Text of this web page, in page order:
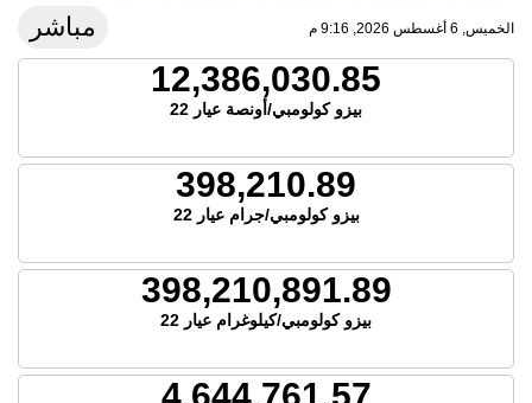
الخميس, 6 أغسطس 2026, 9:16 م مباشر
12,386,030.85
بيزو كولومبي/أونصة عيار 22
398,210.89
بيزو كولومبي/جرام عيار 22
398,210,891.89
بيزو كولومبي/كيلوغرام عيار 22
4,644,761.57